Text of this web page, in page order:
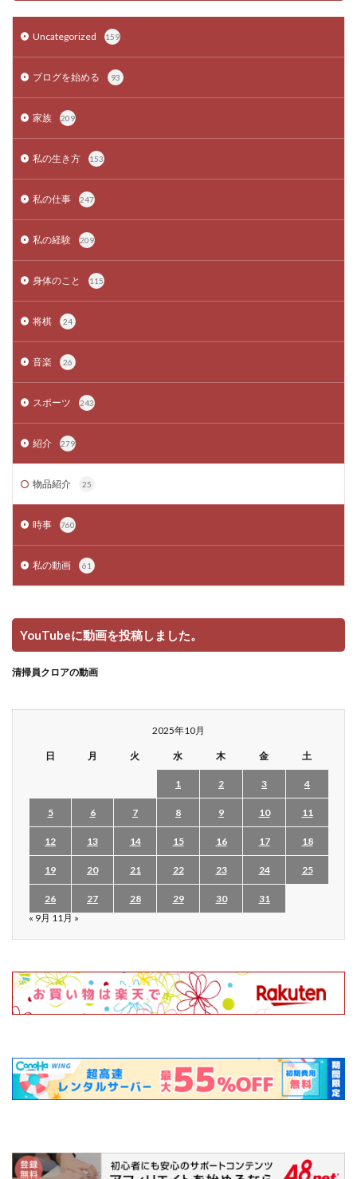
Uncategorized 159
ブログを始める 93
家族 209
私の生き方 153
私の仕事 247
私の経験 209
身体のこと 115
将棋 24
音楽 26
スポーツ 243
紹介 279
物品紹介 25
時事 760
私の動画 61
YouTubeに動画を投稿しました。
清掃員クロアの動画
2025年10月
日 月 火 水 木 金 土
1 2 3 4
5 6 7 8 9 10 11
12 13 14 15 16 17 18
19 20 21 22 23 24 25
26 27 28 29 30
31
« 9月 11月 »